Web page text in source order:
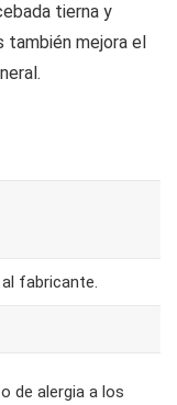
tierna y
también mejora el
fabricante.
de alergia a los